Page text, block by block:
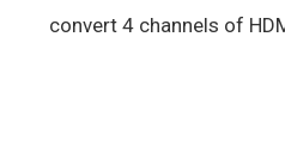
convert 4 channels of